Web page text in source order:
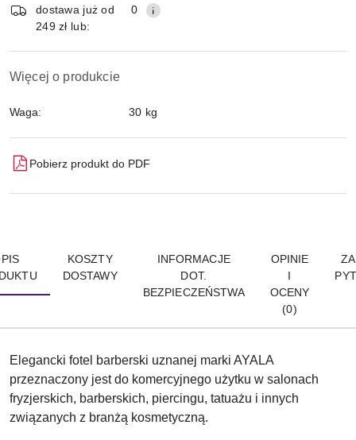
dostawa już od
249 zł lub:
0
Więcej o produkcie
Waga: 30 kg
Pobierz produkt do PDF
KOSZTY
DOSTAWY
INFORMACJE
DOT.
BEZPIECZEŃSTWA
OPINIE
I
OCENY
(0)
Elegancki fotel barberski uznanej marki AYALA
przeznaczony jest do komercyjnego użytku w salonach
fryzjerskich, barberskich, piercingu, tatuażu i innych
związanych z branżą kosmetyczną.